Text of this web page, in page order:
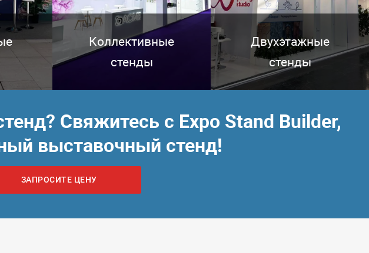
Коллективные
стенды
Двухэтажные
стенды
Свяжитесь с Expo Stand Builder,
выставочный стенд!
ЗАПРОСИТЕ ЦЕНУ